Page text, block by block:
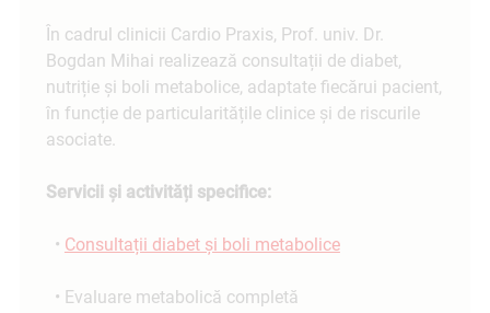
În cadrul clinicii Cardio Praxis, Prof. univ. Dr.
Bogdan Mihai realizează consultații de diabet,
nutriție și boli metabolice, adaptate fiecărui pacient,
în funcție de particularitățile clinice și de riscurile
asociate.
Servicii și activități specifice:
• Consultații diabet și boli metabolice
• Evaluare metabolică completă